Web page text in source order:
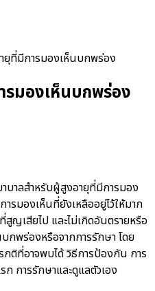
ยุที่มีการมองเห็นบกพร่อง
มองเห็นบกพร่อง
บาลสำหรับผู้สูงอายุที่มีการมอง
รมองเห็นที่ยังเหลืออยู่ไว้ให้มาก
ญเสียไป และไม่เกิดอันตรายหรือ
กพร่องหรือจากการรักษา โดย
ติที่อาจพบได้ วิธีการป้องกัน การ
การรักษาและดูแลตัวเอง